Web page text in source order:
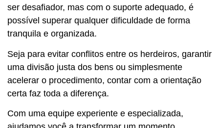
ser desafiador, mas com o suporte adequado, é
possível superar qualquer dificuldade de forma
tranquila e organizada.
Seja para evitar conflitos entre os herdeiros, garantir
uma divisão justa dos bens ou simplesmente
acelerar o procedimento, contar com a orientação
certa faz toda a diferença.
Com uma equipe experiente e especializada,